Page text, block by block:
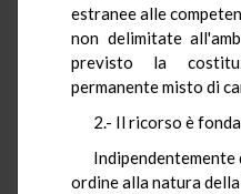
estranee alle
non delimitate
previsto la
permanente misto di
2.- Il ricorso è
ordine alla natura